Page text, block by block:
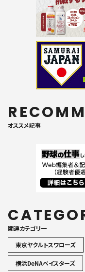
オススメ記事
関連カテゴリ一
東京ヤクルトスワローズ
横浜DeNAベイスターズ